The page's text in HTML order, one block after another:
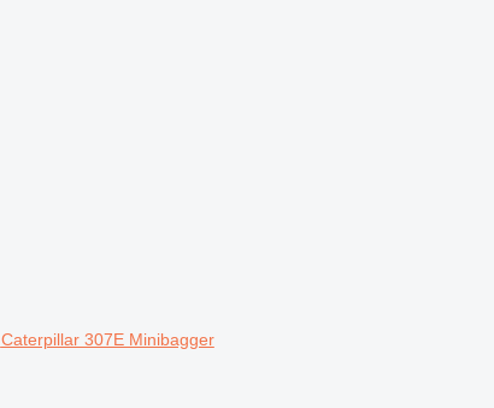
Caterpillar 307E Minibagger